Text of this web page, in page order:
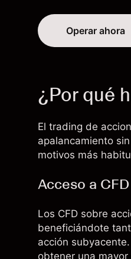
Operar ahora
¿Por qué
El trading de
apalancamiento
motivos más
Acceso a CFD
Los CFD sobre
beneficiándote
acción
obtener una